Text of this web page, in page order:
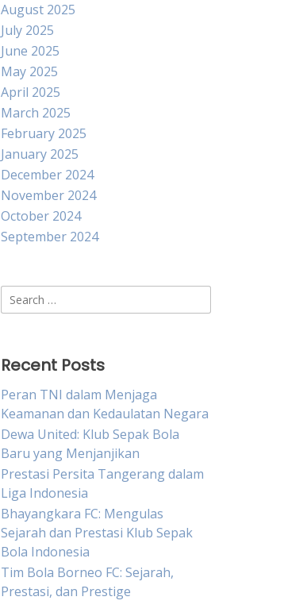
August 2025
July 2025
June 2025
May 2025
April 2025
March 2025
February 2025
January 2025
December 2024
November 2024
October 2024
September 2024
Search
for:
Recent Posts
Peran TNI dalam Menjaga
Keamanan dan Kedaulatan Negara
Dewa United: Klub Sepak Bola
Baru yang Menjanjikan
Prestasi Persita Tangerang dalam
Liga Indonesia
Bhayangkara FC: Mengulas
Sejarah dan Prestasi Klub Sepak
Bola Indonesia
Tim Bola Borneo FC: Sejarah,
Prestasi, dan Prestige